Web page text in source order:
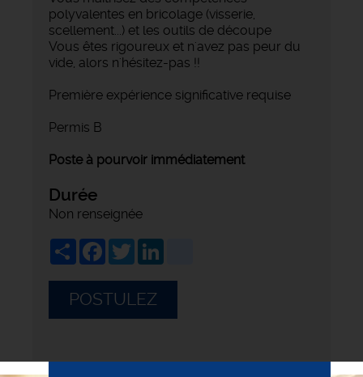
polyvalentes en bricolage (visserie,
scellement...) et les outils de découpe
Vous êtes rigoureux et n'avez pas peur du
vide, alors n'hésitez-pas !!
Première expérience significative requise
Permis B
Poste à pourvoir immédiatement
Durée
Non renseignée
ShareFacebook
Twitter
POSTULEZ